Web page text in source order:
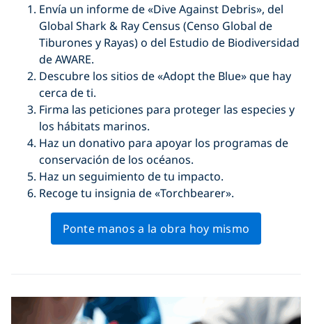
Envía un informe de «Dive Against Debris», del
Global Shark & Ray Census (Censo Global de
Tiburones y Rayas) o del Estudio de Biodiversidad
de AWARE.
Descubre los sitios de «Adopt the Blue» que hay
cerca de ti.
Firma las peticiones para proteger las especies y
los hábitats marinos.
Haz un donativo para apoyar los programas de
conservación de los océanos.
Haz un seguimiento de tu impacto.
Recoge tu insignia de «Torchbearer».
Ponte manos a la obra hoy mismo